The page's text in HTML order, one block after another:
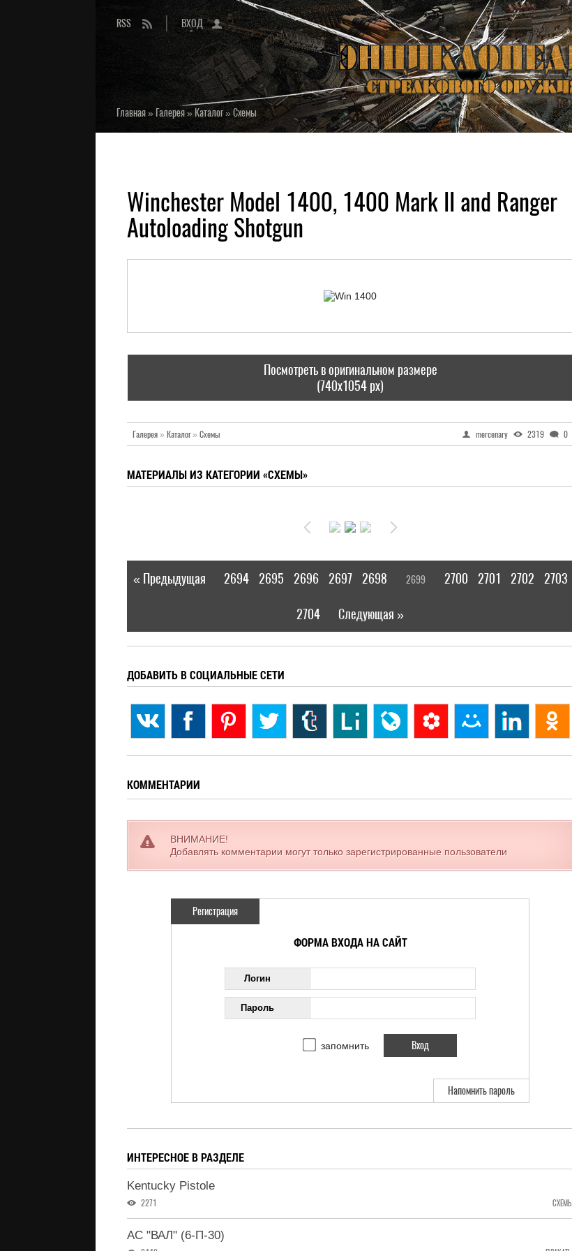
RSS ВХОД
Главная» Галерея»Каталог»Схемы
Winchester Model 1400, 1400 Mark II and Ranger
Autoloading Shotgun
Посмотреть в оригинальном размере
(740x1054 px)
Галерея» Каталог» Схемы mercenary 2319 0
МАТЕРИАЛЫ ИЗ КАТЕГОРИИ «СХЕМЫ»
« Предыдущая 2694 2695 2696 2697 2698 2699 2700 2701 2702 2703
2704 Следующая »
ДОБАВИТЬ В СОЦИАЛЬНЫЕ СЕТИ
КОММЕНТАРИИ
ВНИМАНИЕ!
Добавлять комментарии могут только зарегистрированные пользователи
Регистрация
ФОРМА ВХОДА НА САЙТ
Логин
Пароль
запомнить
Напомнить пароль
ИНТЕРЕСНОЕ В РАЗДЕЛЕ
Kentucky Pistole
2271 СХЕМЫ
АС "ВАЛ" (6-П-30)